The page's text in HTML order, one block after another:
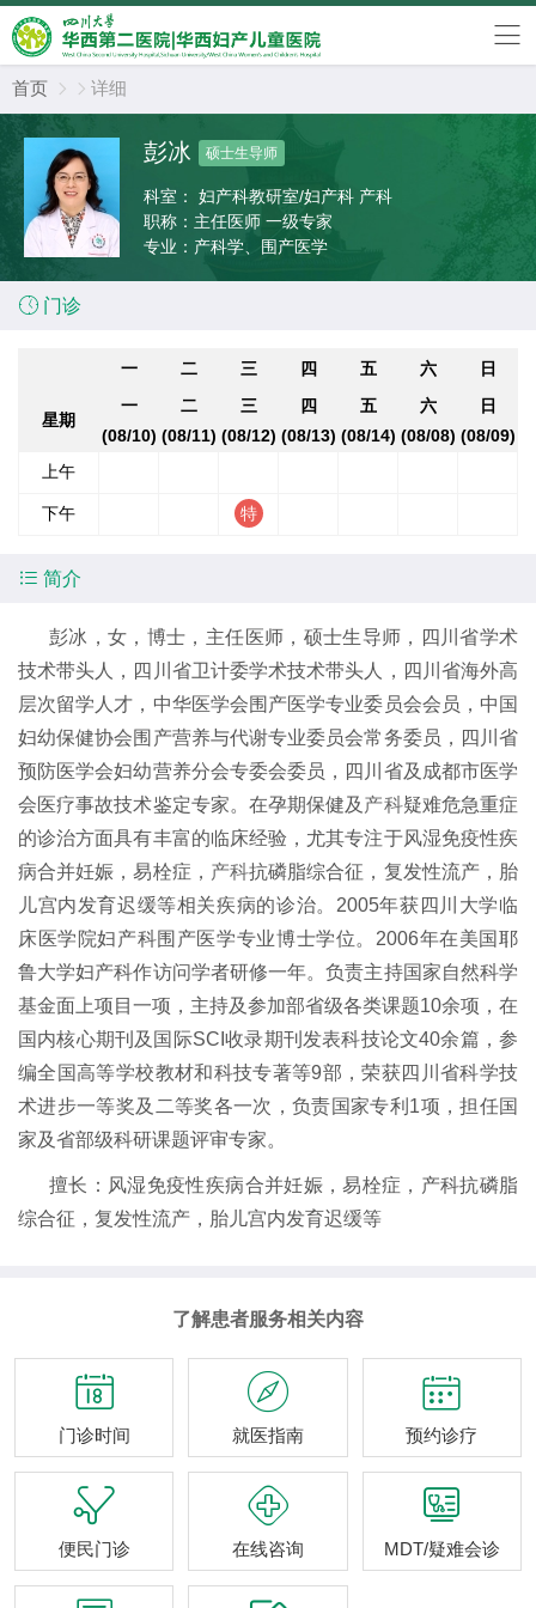
首页   详细
彭冰 硕士生导师
科室：
妇产科教研室/妇产科 产科
职称： 主任医师 一级专家
专业： 产科学、围产医学
 门诊
一 二 三 四 五 六 日
星期
一
(08/10)
二
(08/11)
三
(08/12)
四
(08/13)
五
(08/14)
六
(08/08)
日
(08/09)
上午
下午
 简介
彭冰，女，博士，主任医师，硕士生导师，四川省学术
技术带头人，四川省卫计委学术技术带头人，四川省海外高
层次留学人才，中华医学会围产医学专业委员会会员，中国
妇幼保健协会围产营养与代谢专业委员会常务委员，四川省
预防医学会妇幼营养分会专委会委员，四川省及成都市医学
会医疗事故技术鉴定专家。在孕期保健及 产科疑难危急重症
的诊治方面具有丰富的临床经验，尤其专注于风湿免疫性疾
病合并妊娠，易栓症， 产科抗磷脂综合征，复发性流产，胎
儿宫内发育迟缓等相关疾病的诊治。2005年获四川大学临
床医学院妇产科围产医学专业博士学位。2006年在美国耶
鲁大学妇产科作访问学者研修一年。负责主持国家自然科学
基金面上项目一项，主持及参加部省级各类课题10余项，在
国内核心期刊及国际SCI收录期刊发表科技论文40余篇，参
编全国高等学校教材和科技专著等9部，荣获四川省科学技
术进步一等奖及二等奖各一次，负责国家专利1项，担任国
家及省部级科研课题评审专家。
擅长：风湿免疫性疾病合并妊娠，易栓症，产科抗磷脂
综合征，复发性流产，胎儿宫内发育迟缓等
了解患者服务相关内容

门诊时间

就医指南

预约诊疗

便民门诊

在线咨询

MDT/疑难会诊